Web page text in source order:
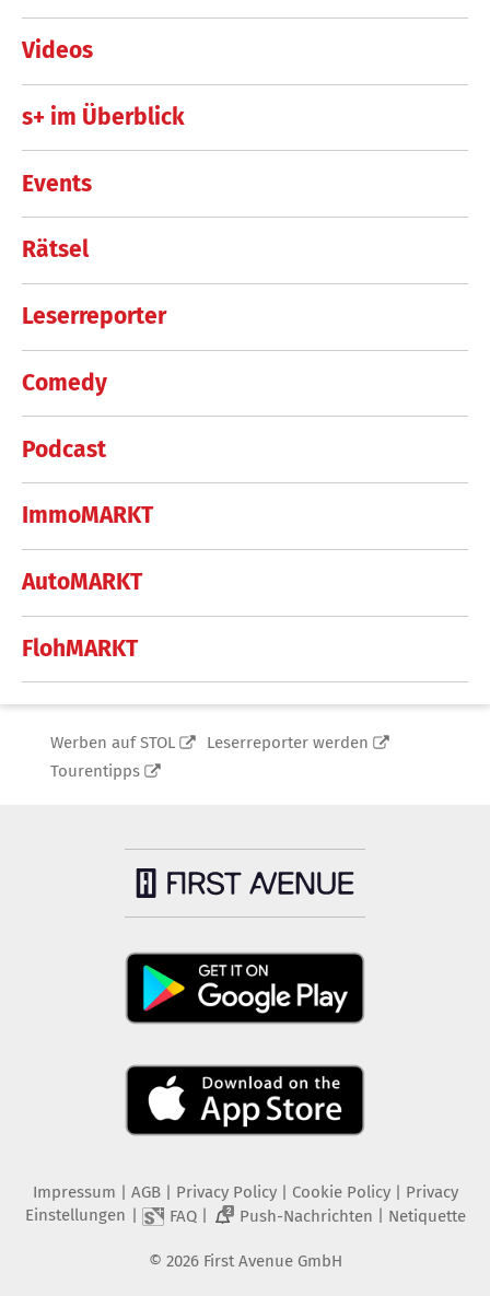
Videos
s+ im Überblick
Events
Rätsel
Leserreporter
Comedy
Podcast
ImmoMARKT
AutoMARKT
FlohMARKT
Werben auf STOL
Leserreporter werden
Tourentipps
Impressum AGB Privacy Policy| Cookie Policy| Privacy
Einstellungen
FAQ| 2 Push-Nachrichten Netiquette
© 2026 First Avenue GmbH